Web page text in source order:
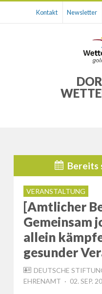
Kontakt Newsletter
Bereits
VERANSTALTUNG
[Amtlicher
Gemeinsam
allein
gesunder
DEUTSCHE
EHRENAMT
POSTED
02. SEP.